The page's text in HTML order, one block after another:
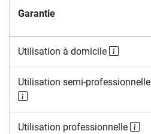
Garantie
Utilisation à domicile
Utilisation semi-professionnelle
Utilisation professionnelle